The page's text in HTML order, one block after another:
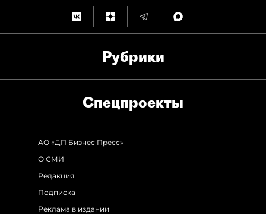
Рубрики
Спец­проекты
АО «ДП Бизнес Пресс»
О СМИ
Редакция
Подписка
Реклама в издании